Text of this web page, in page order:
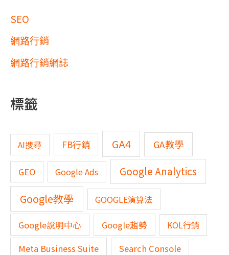
SEO
網路行銷
網路行銷網誌
標籤
AI搜尋 FB行銷 GA4 GA教學
GEO Google Ads Google Analytics
Google教學 GOOGLE演算法
Google說明中心 Google趨勢
KOL行銷
Meta Business Suite
Search Console